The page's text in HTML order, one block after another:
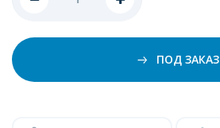
ПОД ЗАКАЗ